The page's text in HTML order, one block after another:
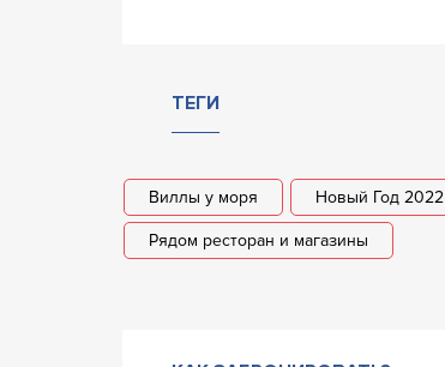
ТЕГИ
Виллы у моря Новый Год 2022
Рядом ресторан и магазины